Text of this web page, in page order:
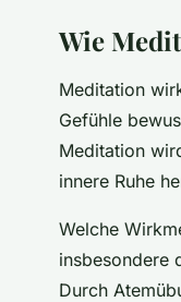
Wie
Meditation
Gefühle
Meditation
innere Ruhe
Welche
insbesondere
Durch